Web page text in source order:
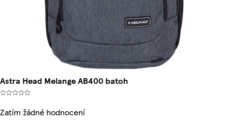
Astra Head Melange AB400 batoh
Zatím žádné hodnocení